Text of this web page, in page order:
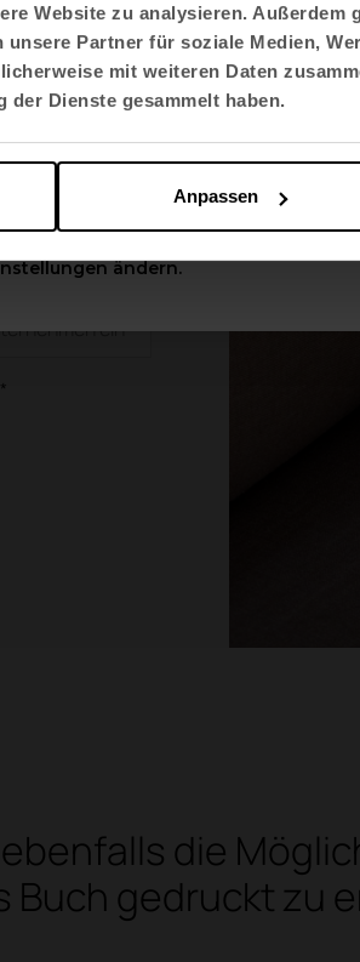
Website zu analysieren. Außerdem
unsere Partner für soziale Medien,
mit weiteren Daten
der Dienste gesammelt haben.
Anpassen
und von
*
die
Buch gedruckt zu
Sprache auswählen
US
Apply
ändern.